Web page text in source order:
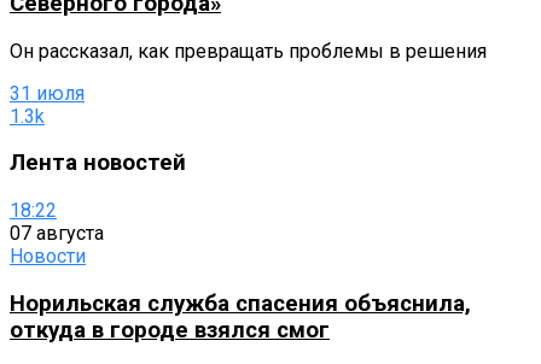
Он рассказал, как превращать проблемы в решения
31 июля
1.3k
Лента новостей
18:22
07 августа
Новости
Норильская служба спасения объяснила,
откуда в городе взялся смог